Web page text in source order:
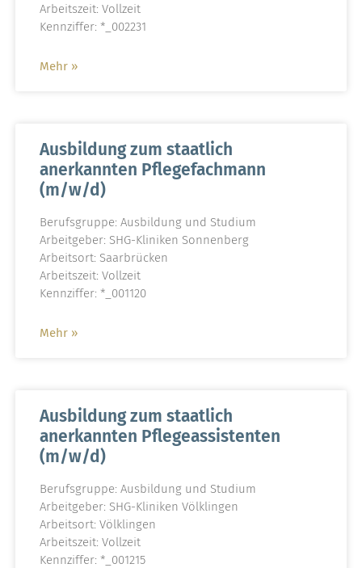
Arbeitszeit: Vollzeit
Kennziffer: *_002231
Mehr »
Ausbildung zum staatlich
anerkannten Pflegefachmann
(m/w/d)
Berufsgruppe: Ausbildung und Studium
Arbeitgeber: SHG-Kliniken Sonnenberg
Arbeitsort: Saarbrücken
Arbeitszeit: Vollzeit
Kennziffer: *_001120
Mehr »
Ausbildung zum staatlich
anerkannten Pflegeassistenten
(m/w/d)
Berufsgruppe: Ausbildung und Studium
Arbeitgeber: SHG-Kliniken Völklingen
Arbeitsort: Völklingen
Arbeitszeit: Vollzeit
Kennziffer: *_001215